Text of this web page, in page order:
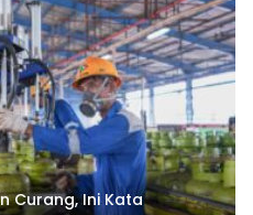
Curang, Ini Kata